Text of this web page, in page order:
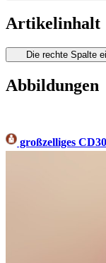
Artikelinhalt
Die rechte Spalte
Abbildungen
großzelliges